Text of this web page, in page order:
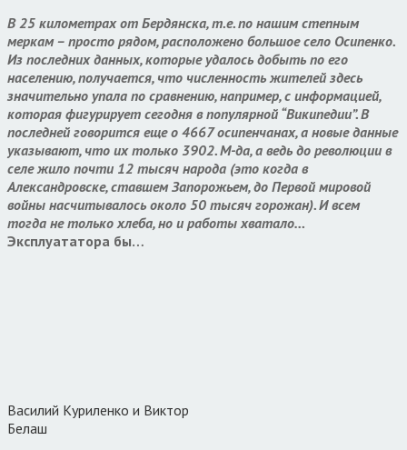
В 25 километрах от Бердянска, т.е. по нашим степным
меркам – просто рядом, расположено большое село Осипенко.
Из последних данных, которые удалось добыть по его
населению, получается, что численность жителей здесь
значительно упала по сравнению, например, с информацией,
которая фигурирует сегодня в популярной “Википедии”. В
последней говорится еще о 4667 осипенчанах, а новые данные
указывают, что их только 3902. М-да, а ведь до революции в
селе жило почти 12 тысяч народа (это когда в
Александровске, ставшем Запорожьем, до Первой мировой
войны насчитывалось около 50 тысяч горожан). И всем
тогда не только хлеба, но и работы хватало…
Эксплуататора бы…
Василий Куриленко и Виктор
Белаш